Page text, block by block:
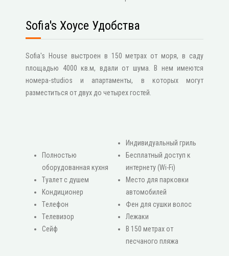
Sofia's Хоусе Удобства
Sofia's House выстроен в 150 метрах от моря, в саду
площадью 4000 кв.м, вдали от шума. В нем имеются
номера-studios и апартаменты, в которых могут
разместиться от двух до четырех гостей.
Πолностью
оборудованная кухня
Туалет с душем
Κондиционер
Τелефон
Τелевизор
Сейф
Индивидуальный гриль
Бесплатный доступ к
интернету (Wi-Fi)
Место для парковки
автомобилей
Фен для сушки волос
Лежаки
В 150 метрах от
песчаного пляжа